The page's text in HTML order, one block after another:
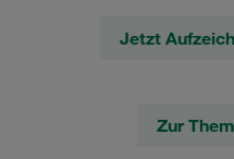
Jetzt
Zur